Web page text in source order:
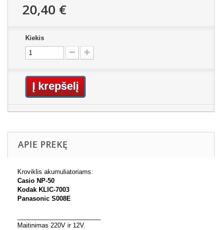
20,40 €
Kiekis
Į krepšelį
APIE PREKĘ
Kroviklis akumuliatoriams:
Casio NP-50
Kodak KLIC-7003
Panasonic S008E
Maitinimas 220V ir 12V.